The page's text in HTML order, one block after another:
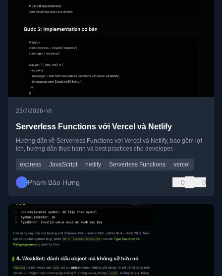
23/7/2026•VI
Serverless Functions với Vercel và Netlify
Hướng dẫn về Serverless Functions với Vercel và Netlify, bao gồm lợi
ích, hướng dẫn thực hành và best practices cho developer.
express JavaScript netlify Serverless Functions vercel
Phạm Bảo Hưng 0 0